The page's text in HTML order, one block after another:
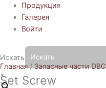
Продукция
Галерея
Войти
Искать
×
Главная / Запасные части DBC
Set Screw